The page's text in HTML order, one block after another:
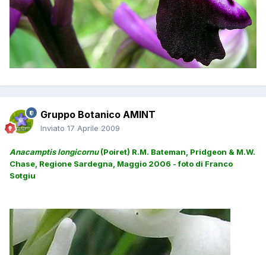
Gruppo Botanico AMINT
Inviato 17 Aprile 2009
Anacamptis longicornu(Poiret) R.M. Bateman, Pridgeon & M.W.
Chase, Regione Sardegna, Maggio 2006 - foto di Franco
Sotgiu